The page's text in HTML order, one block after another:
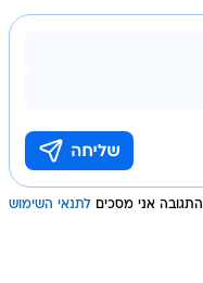
אני מסכים לתנאי השימוש